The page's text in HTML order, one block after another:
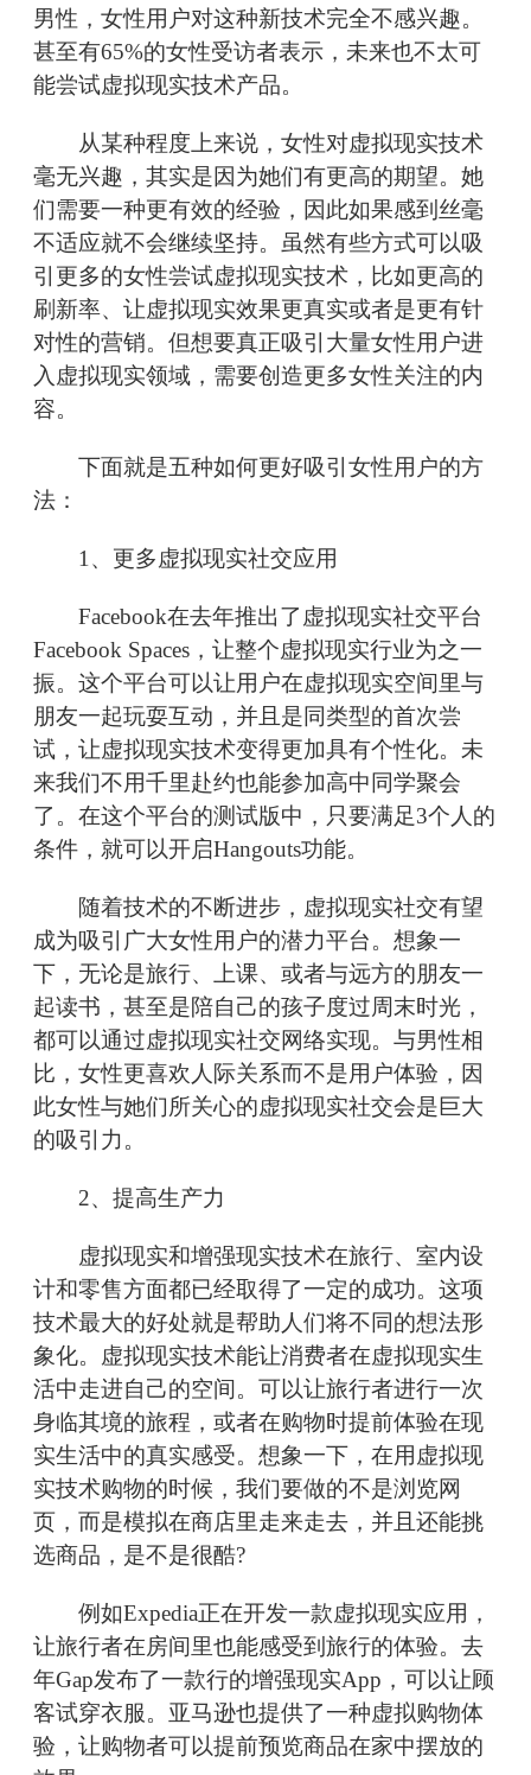
男性，女性用户对这种新技术完全不感兴趣。
甚至有65%的女性受访者表示，未来也不太可
能尝试虚拟现实技术产品。
从某种程度上来说，女性对虚拟现实技术
毫无兴趣，其实是因为她们有更高的期望。她
们需要一种更有效的经验，因此如果感到丝毫
不适应就不会继续坚持。虽然有些方式可以吸
引更多的女性尝试虚拟现实技术，比如更高的
刷新率、让虚拟现实效果更真实或者是更有针
对性的营销。但想要真正吸引大量女性用户进
入虚拟现实领域，需要创造更多女性关注的内
容。
下面就是五种如何更好吸引女性用户的方
法：
1、更多虚拟现实社交应用
Facebook在去年推出了虚拟现实社交平台
Facebook Spaces，让整个虚拟现实行业为之一
振。这个平台可以让用户在虚拟现实空间里与
朋友一起玩耍互动，并且是同类型的首次尝
试，让虚拟现实技术变得更加具有个性化。未
来我们不用千里赴约也能参加高中同学聚会
了。在这个平台的测试版中，只要满足3个人的
条件，就可以开启Hangouts功能。
随着技术的不断进步，虚拟现实社交有望
成为吸引广大女性用户的潜力平台。想象一
下，无论是旅行、上课、或者与远方的朋友一
起读书，甚至是陪自己的孩子度过周末时光，
都可以通过虚拟现实社交网络实现。与男性相
比，女性更喜欢人际关系而不是用户体验，因
此女性与她们所关心的虚拟现实社交会是巨大
的吸引力。
2、提高生产力
虚拟现实和增强现实技术在旅行、室内设
计和零售方面都已经取得了一定的成功。这项
技术最大的好处就是帮助人们将不同的想法形
象化。虚拟现实技术能让消费者在虚拟现实生
活中走进自己的空间。可以让旅行者进行一次
身临其境的旅程，或者在购物时提前体验在现
实生活中的真实感受。想象一下，在用虚拟现
实技术购物的时候，我们要做的不是浏览网
页，而是模拟在商店里走来走去，并且还能挑
选商品，是不是很酷?
例如Expedia正在开发一款虚拟现实应用，
让旅行者在房间里也能感受到旅行的体验。去
年Gap发布了一款行的增强现实App，可以让顾
客试穿衣服。亚马逊也提供了一种虚拟购物体
验，让购物者可以提前预览商品在家中摆放的